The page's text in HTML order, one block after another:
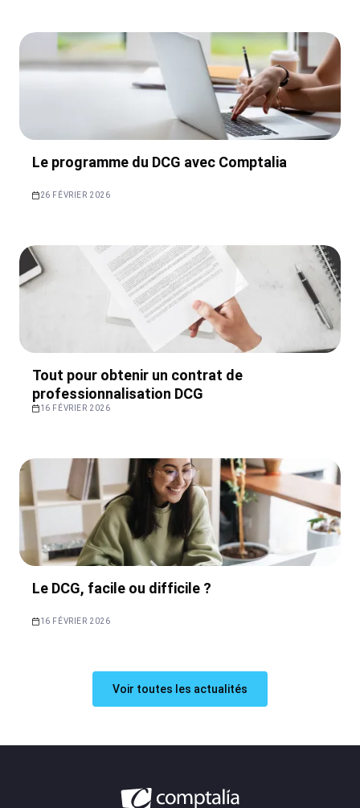
Le programme du DCG avec Comptalia
26 FÉVRIER 2026
Tout pour obtenir un contrat de
professionnalisation DCG
16 FÉVRIER 2026
Le DCG, facile ou difficile ?
16 FÉVRIER 2026
Voir toutes les actualités